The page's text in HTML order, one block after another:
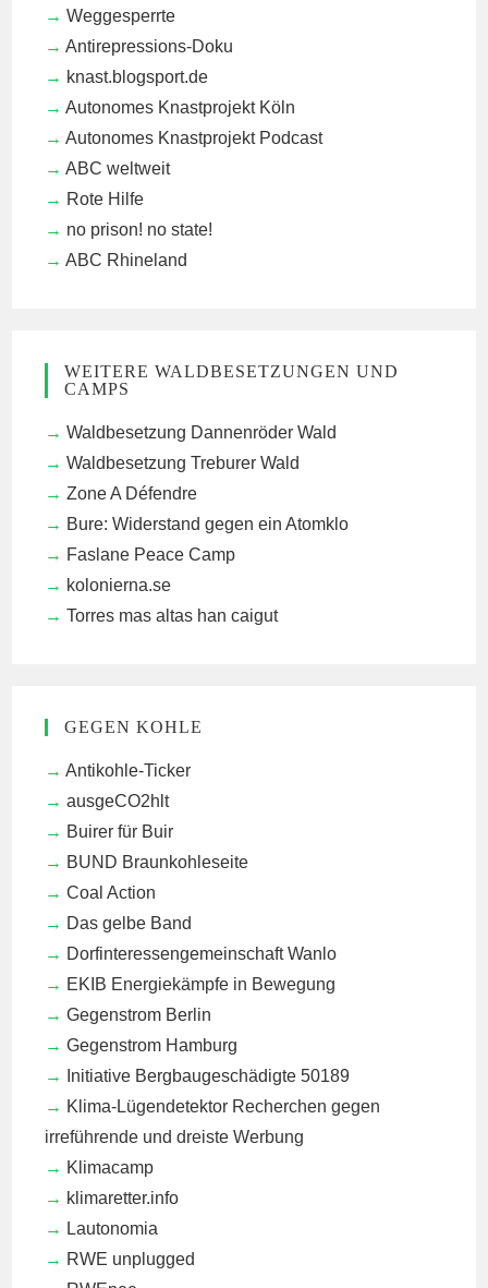
Weggesperrte
Antirepressions-Doku
knast.blogsport.de
Autonomes Knastprojekt Köln
Autonomes Knastprojekt Podcast
ABC weltweit
Rote Hilfe
no prison! no state!
ABC Rhineland
WEITERE WALDBESETZUNGEN UND
CAMPS
Waldbesetzung Dannenröder Wald
Waldbesetzung Treburer Wald
Zone A Défendre
Bure: Widerstand gegen ein Atomklo
Faslane Peace Camp
kolonierna.se
Torres mas altas han caigut
GEGEN KOHLE
Antikohle-Ticker
ausgeCO2hlt
Buirer für Buir
BUND Braunkohleseite
Coal Action
Das gelbe Band
Dorfinteressengemeinschaft Wanlo
EKIB Energiekämpfe in Bewegung
Gegenstrom Berlin
Gegenstrom Hamburg
Initiative Bergbaugeschädigte 50189
Klima-Lügendetektor Recherchen gegen
irreführende und dreiste Werbung
Klimacamp
klimaretter.info
Lautonomia
RWE unplugged